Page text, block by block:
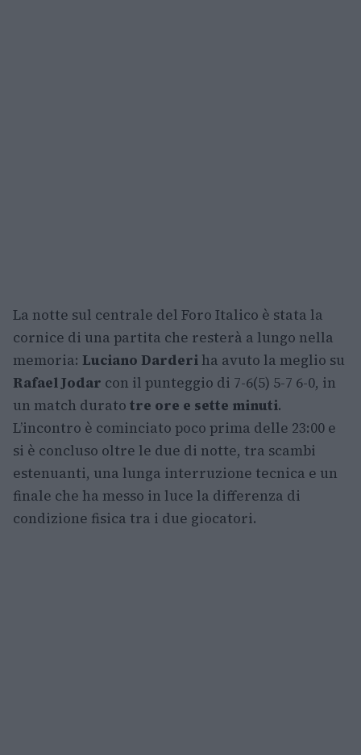
La notte sul centrale del Foro Italico è stata la
cornice di una partita che resterà a lungo nella
memoria: Luciano Darderi ha avuto la meglio su
Rafael Jodar con il punteggio di 7-6(5) 5-7 6-0, in
un match durato tre ore e sette minuti.
L’incontro è cominciato poco prima delle 23:00 e
si è concluso oltre le due di notte, tra scambi
estenuanti, una lunga interruzione tecnica e un
finale che ha messo in luce la differenza di
condizione fisica tra i due giocatori.